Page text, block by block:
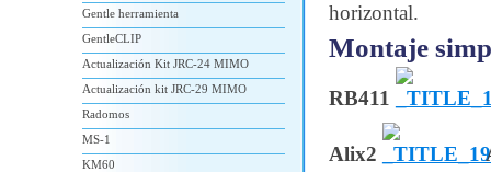
horizontal.
Montaje
RB411
Alix2
Gentle herramienta
GentleCLIP
Actualización Kit JRC-24 MIMO
Actualización kit JRC-29 MIMO
Radomos
MS-1
KM60